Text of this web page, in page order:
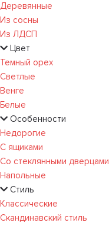
Деревянные
Из сосны
Из ЛДСП
Цвет
Темный орех
Светлые
Венге
Белые
Особенности
Недорогие
С ящиками
Со стеклянными дверцами
Напольные
Стиль
Классические
Скандинавский стиль